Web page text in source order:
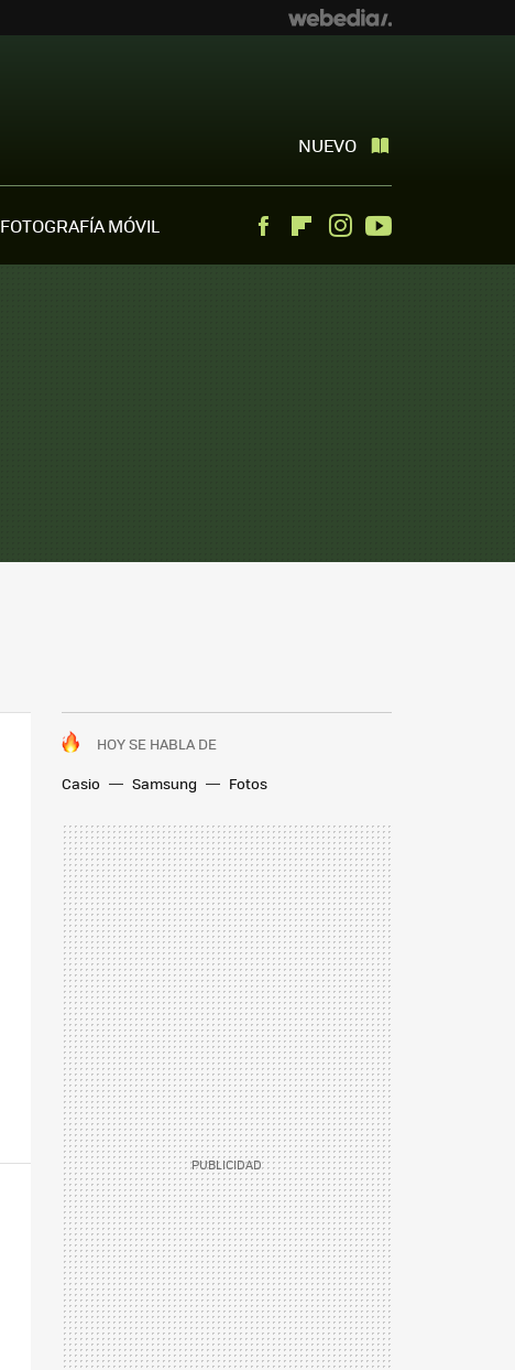
NUEVO
FOTOGRAFÍA MÓVIL FacebookFlipboardInstagram
HOY SE HABLA DE
Casio
Samsung Fotos